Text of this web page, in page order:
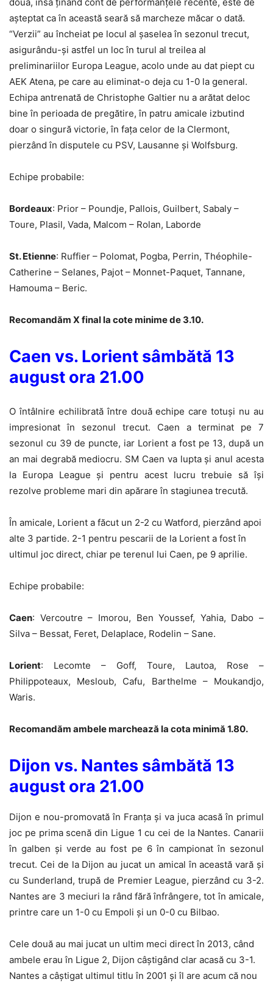
așteptat ca în această seară să marcheze măcar o dată.
“Verzii” au încheiat pe locul al șaselea în sezonul trecut,
asigurându-și astfel un loc în turul al treilea al
preliminariilor Europa League, acolo unde au dat piept cu
AEK Atena, pe care au eliminat-o deja cu 1-0 la general.
Echipa antrenată de Christophe Galtier nu a arătat deloc
bine în perioada de pregătire, în patru amicale izbutind
doar o singură victorie, în fața celor de la Clermont,
pierzând în disputele cu PSV, Lausanne și Wolfsburg.
Echipe probabile:
Bordeaux: Prior – Poundje, Pallois, Guilbert, Sabaly –
Toure, Plasil, Vada, Malcom – Rolan, Laborde
St. Etienne: Ruffier – Polomat, Pogba, Perrin, Théophile-
Catherine – Selanes, Pajot – Monnet-Paquet, Tannane,
Hamouma – Beric.
Recomandăm X final la cote minime de 3.10.
Caen vs. Lorient sâmbătă 13
august ora 21.00
O întâlnire echilibrată între două echipe care totuși nu au
impresionat în sezonul trecut. Caen a terminat pe 7
sezonul cu 39 de puncte, iar Lorient a fost pe 13, după un
an mai degrabă mediocru. SM Caen va lupta și anul acesta
la Europa League și pentru acest lucru trebuie să își
rezolve probleme mari din apărare în stagiunea trecută.
În amicale, Lorient a făcut un 2-2 cu Watford, pierzând apoi
alte 3 partide. 2-1 pentru pescarii de la Lorient a fost în
ultimul joc direct, chiar pe terenul lui Caen, pe 9 aprilie.
Echipe probabile:
Caen: Vercoutre – Imorou, Ben Youssef, Yahia, Dabo –
Silva – Bessat, Feret, Delaplace, Rodelin – Sane.
Lorient: Lecomte – Goff, Toure, Lautoa, Rose –
Philippoteaux, Mesloub, Cafu, Barthelme – Moukandjo,
Waris.
Recomandăm ambele marchează la cota minimă 1.80.
Dijon vs. Nantes sâmbătă 13
august ora 21.00
Dijon e nou-promovată în Franța și va juca acasă în primul
joc pe prima scenă din Ligue 1 cu cei de la Nantes. Canarii
în galben și verde au fost pe 6 în campionat în sezonul
trecut. Cei de la Dijon au jucat un amical în această vară și
cu Sunderland, trupă de Premier League, pierzând cu 3-2.
Nantes are 3 meciuri la rând fără înfrângere, tot în amicale,
printre care un 1-0 cu Empoli și un 0-0 cu Bilbao.
Cele două au mai jucat un ultim meci direct în 2013, când
ambele erau în Ligue 2, Dijon câștigând clar acasă cu 3-1.
Nantes a câștigat ultimul titlu în 2001 și îl are acum că nou